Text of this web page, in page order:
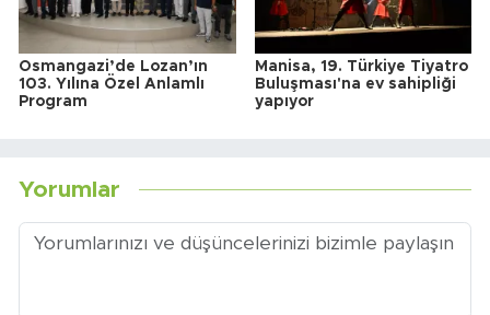
Osmangazi’de Lozan’ın
103. Yılına Özel Anlamlı
Program
Manisa, 19. Türkiye Tiyatro
Buluşması'na ev sahipliği
yapıyor
Yorumlar